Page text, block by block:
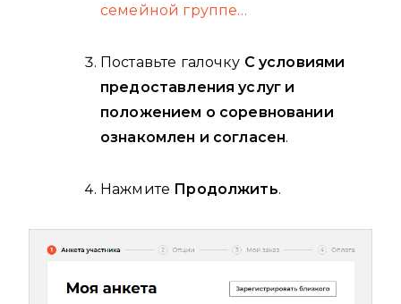
семейной группе…
Поставьте галочку С условиями
предоставления услуг и
положением о соревновании
ознакомлен и согласен.
Нажмите Продолжить.